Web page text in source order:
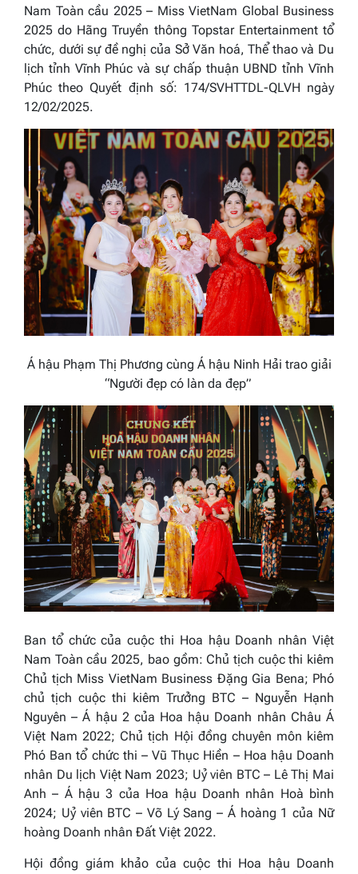
Nam Toàn cầu 2025 – Miss VietNam Global Business
2025do Hãng Truyền thông Topstar Entertainment tổ
chức, dưới sự đề nghị của Sở Văn hoá, Thể thao và Du
lịch tỉnh Vĩnh Phúc và sự chấp thuận UBND tỉnh Vĩnh
Phúc theo Quyết định số: 174/SVHTTDL-QLVH ngày
12/02/2025.
Á hậu Phạm Thị Phương cùng Á hậu Ninh Hải trao giải
“Người đẹp có làn da đẹp”
Ban tổ chức của cuộc thi Hoa hậu Doanh nhân Việt
Nam Toàn cầu 2025, bao gồm: Chủ tịch cuộc thi kiêm
Chủ tịch Miss VietNam Business Đặng Gia Bena; Phó
chủ tịch cuộc thi kiêm Trưởng BTC – Nguyễn Hạnh
Nguyên – Á hậu 2 của Hoa hậu Doanh nhân Châu Á
Việt Nam 2022; Chủ tịch Hội đồng chuyên môn kiêm
Phó Ban tổ chức thi – Vũ Thục Hiền – Hoa hậu Doanh
nhân Du lịch Việt Nam 2023; Uỷ viên BTC – Lê Thị Mai
Anh – Á hậu 3 của Hoa hậu Doanh nhân Hoà bình
2024; Uỷ viên BTC – Võ Lý Sang – Á hoàng 1 của Nữ
hoàng Doanh nhân Đất Việt 2022.
Hội đồng giám khảo của cuộc thi Hoa hậu Doanh